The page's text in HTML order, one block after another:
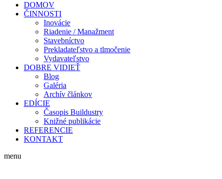
DOMOV
ČINNOSTI
Inovácie
Riadenie / Manažment
Stavebníctvo
Prekladateľstvo a tlmočenie
Vydavateľstvo
DOBRE VIDIEŤ
Blog
Galéria
Archív článkov
EDÍCIE
Časopis Buildustry
Knižné publikácie
REFERENCIE
KONTAKT
menu